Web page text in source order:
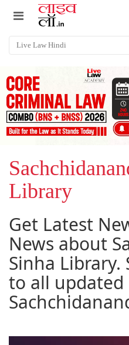
Library
Get Latest
News about
Sinha Library.
to all updated